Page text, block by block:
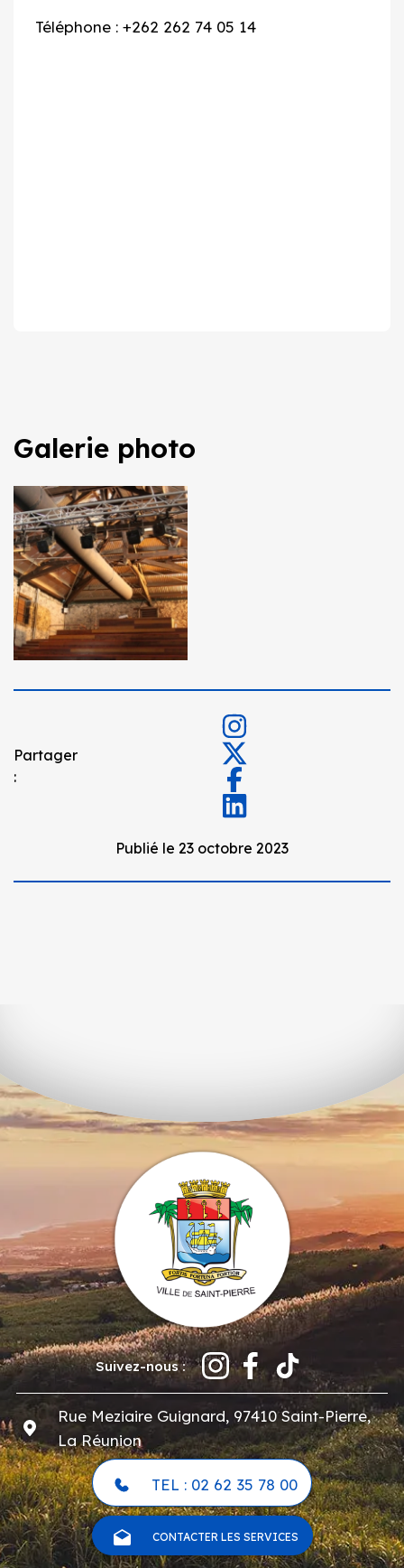
Téléphone : +262 262 74 05 14
Galerie photo
Partager
:
Publié le 23 octobre 2023
Suivez-nous :
Rue Meziaire Guignard, 97410 Saint-Pierre,
La Réunion
TEL : 02 62 35 78 00
CONTACTER LES SERVICES